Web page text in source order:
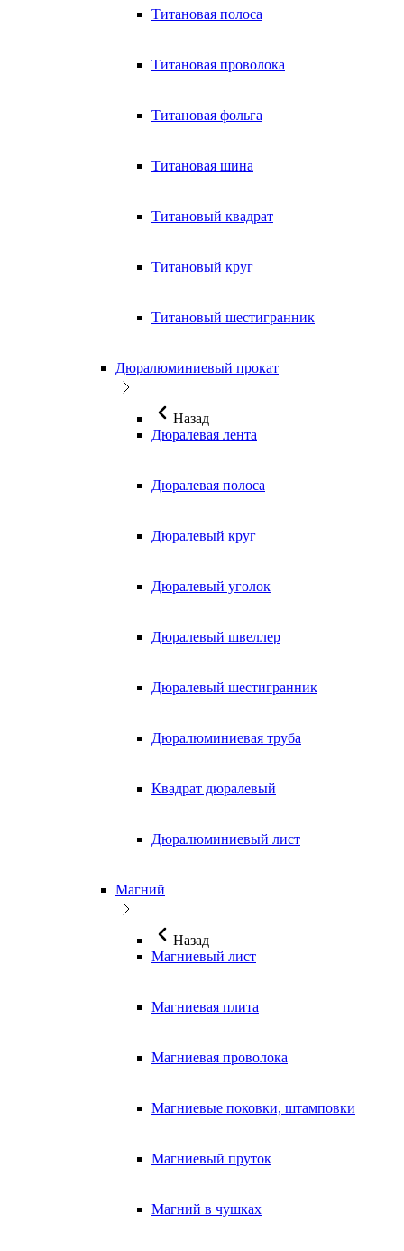
Титановая полоса
Титановая проволока
Титановая фольга
Титановая шина
Титановый квадрат
Титановый круг
Титановый шестигранник
Дюралюминиевый прокат
Назад
Дюралевая лента
Дюралевая полоса
Дюралевый круг
Дюралевый уголок
Дюралевый швеллер
Дюралевый шестигранник
Дюралюминиевая труба
Квадрат дюралевый
Дюралюминиевый лист
Магний
Назад
Магниевый лист
Магниевая плита
Магниевая проволока
Магниевые поковки, штамповки
Магниевый пруток
Магний в чушках